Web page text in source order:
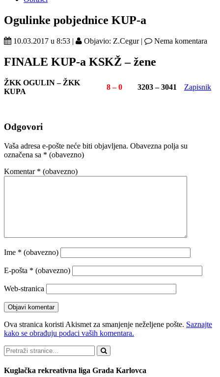
Ogulinke pobjednice KUP-a
10.03.2017 u 8:53 | Objavio: Z.Cegur | Nema komentara
FINALE KUP-a KSKŽ – žene
ŽKK OGULIN – ŽKK
KUPA
8 – 0 3203 – 3041 Zapisnik
Odgovori
Vaša adresa e-pošte neće biti objavljena. Obavezna polja su
označena sa * (obavezno)
Komentar * (obavezno)
Ime * (obavezno)
E-pošta * (obavezno)
Web-stranica
Ova stranica koristi Akismet za smanjenje neželjene pošte. Saznajte
kako se obrađuju podaci vaših komentara.
Pretraži
Kuglačka rekreativna liga Grada Karlovca